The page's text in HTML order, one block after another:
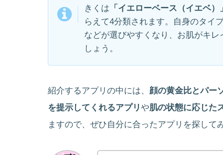
きくは 「イエローベース（イエベ
らえて4分類されます。自身のタイ
などが選びやすくなり、お肌がキ
しょう。
紹介するアプリの中には、 顔の黄金比とパー
を提示してくれるアプリや肌の状態に応じた
ますので、ぜひ自分に合ったアプリを探して